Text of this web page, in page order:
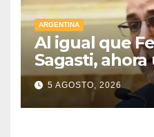
ARGENTINA
Al igual que
Sagasti,
radical pidió
remota
5 AGOSTO, 2026